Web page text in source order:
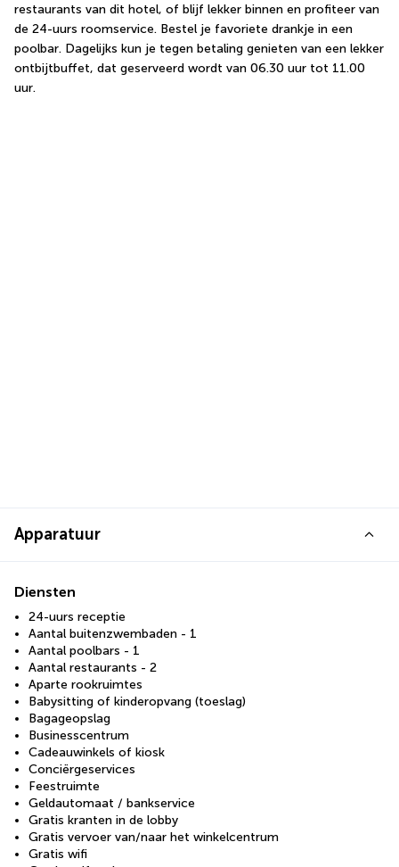
restaurants van dit hotel, of blijf lekker binnen en profiteer van
de 24-uurs roomservice. Bestel je favoriete drankje in een
poolbar. Dagelijks kun je tegen betaling genieten van een lekker
ontbijtbuffet, dat geserveerd wordt van 06.30 uur tot 11.00
uur.
Apparatuur
Diensten
24-uurs receptie
Aantal buitenzwembaden - 1
Aantal poolbars - 1
Aantal restaurants - 2
Aparte rookruimtes
Babysitting of kinderopvang (toeslag)
Bagageopslag
Businesscentrum
Cadeauwinkels of kiosk
Conciërgeservices
Feestruimte
Geldautomaat / bankservice
Gratis kranten in de lobby
Gratis vervoer van/naar het winkelcentrum
Gratis wifi